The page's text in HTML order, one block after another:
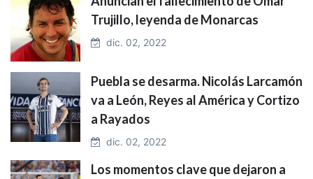
Trujillo, leyenda de Monarcas
dic. 02, 2022
Puebla se desarma. Nicolás Larcamón
va a León, Reyes al América y Cortizo
a Rayados
dic. 02, 2022
Los momentos clave que dejaron a